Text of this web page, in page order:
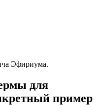
Эфириума.
для
пример